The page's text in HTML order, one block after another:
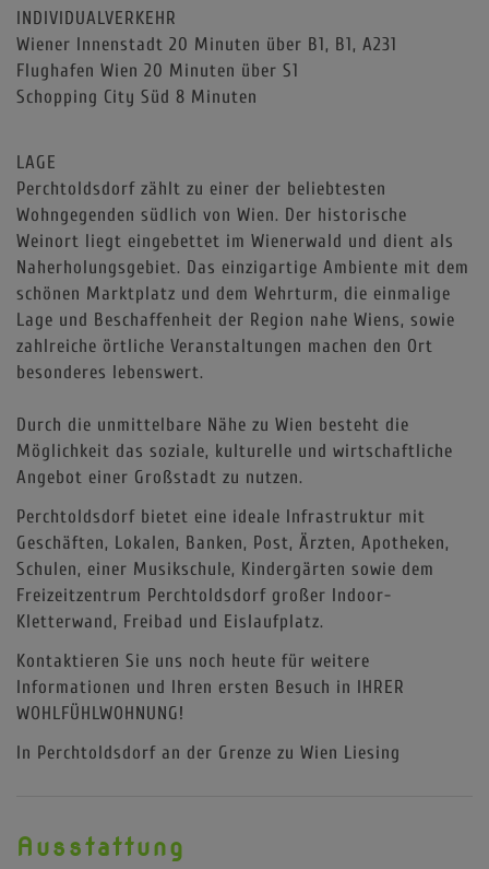
INDIVIDUALVERKEHR
Wiener Innenstadt 20 Minuten über B1, B1, A231
Flughafen Wien 20 Minuten über S1
Schopping City Süd 8 Minuten
LAGE
Perchtoldsdorf zählt zu einer der beliebtesten
Wohngegenden südlich von Wien. Der historische
Weinort liegt eingebettet im Wienerwald und dient als
Naherholungsgebiet. Das einzigartige Ambiente mit dem
schönen Marktplatz und dem Wehrturm, die einmalige
Lage und Beschaffenheit der Region nahe Wiens, sowie
zahlreiche örtliche Veranstaltungen machen den Ort
besonderes lebenswert.
Durch die unmittelbare Nähe zu Wien besteht die
Möglichkeit das soziale, kulturelle und wirtschaftliche
Angebot einer Großstadt zu nutzen.
Perchtoldsdorf bietet eine ideale Infrastruktur mit
Geschäften, Lokalen, Banken, Post, Ärzten, Apotheken,
Schulen, einer Musikschule, Kindergärten sowie dem
Freizeitzentrum Perchtoldsdorf großer Indoor-
Kletterwand, Freibad und Eislaufplatz.
Kontaktieren Sie uns noch heute für weitere
Informationen und Ihren ersten Besuch in IHRER
WOHLFÜHLWOHNUNG!
In Perchtoldsdorf an der Grenze zu Wien Liesing
Ausstattung